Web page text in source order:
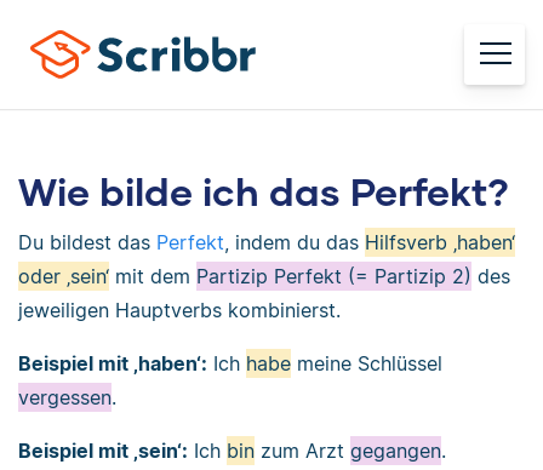
Wie bilde ich das Perfekt?
Du bildest das Perfekt, indem du das Hilfsverb ‚haben‘
oder ‚sein‘ mit dem Partizip Perfekt (= Partizip 2) des
jeweiligen Hauptverbs kombinierst.
Beispiel mit ‚haben‘: Ich habe meine Schlüssel
vergessen.
Beispiel mit ‚sein‘: Ich bin zum Arzt gegangen.